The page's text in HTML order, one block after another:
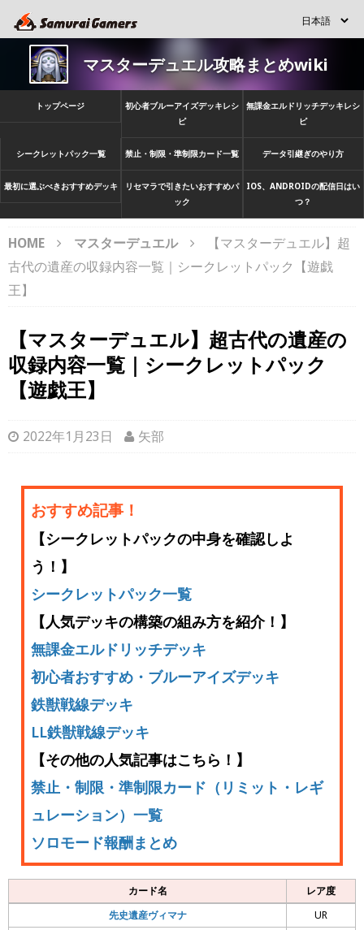
マスターデュエル攻略まとめwiki
トップページ
初心者ブルーアイズデッキレシ
ピ
無課金エルドリッチデッキレシ
ピ
シークレットパック一覧 禁止・制限・準制限カード一覧 データ引継ぎのやり方
最初に選ぶべきおすすめデッキ
リセマラで引きたいおすすめパ
ック
IOS、ANDROIDの配信日はい
つ？
HOME マスターデュエル
【マスターデュエル】超
古代の遺産の収録内容一覧｜シークレットパック【遊戯
王】
【マスターデュエル】超古代の遺産の
収録内容一覧｜シークレットパック
【遊戯王】
2022年1月23日 矢部
おすすめ記事！
【シークレットパックの中身を確認しよ
う！】
シークレットパック一覧
【人気デッキの構築の組み方を紹介！】
無課金エルドリッチデッキ
初心者おすすめ・ブルーアイズデッキ
鉄獣戦線デッキ
LL鉄獣戦線デッキ
【その他の人気記事はこちら！】
禁止・制限・準制限カード（リミット・レギ
ュレーション）一覧
ソロモード報酬まとめ
カード名
レア度
先史遺産ヴィマナ
UR